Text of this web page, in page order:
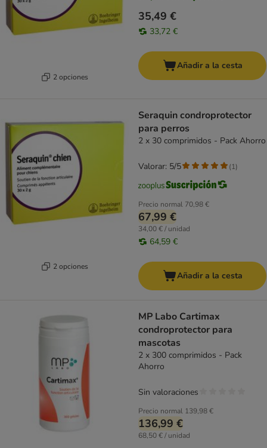
2 opciones
35,49 €
33,72 €
Añadir a la cesta
2 opciones
Seraquin condroprotector
para perros
2 x 30 comprimidos - Pack Ahorro
Precio normal 70,98 €
67,99 €
34,00 € / unidad
64,59 €
Valorar: 5/5 (1)
Añadir a la cesta
MP Labo Cartimax
condroprotector para
mascotas
2 x 300 comprimidos - Pack
Ahorro
Precio normal 139,98 €
136,99 €
68,50 € / unidad
Sin valoraciones